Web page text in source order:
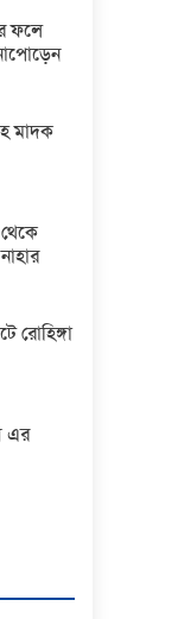
ফলে
মাদক
রোহিঙ্গা
এর